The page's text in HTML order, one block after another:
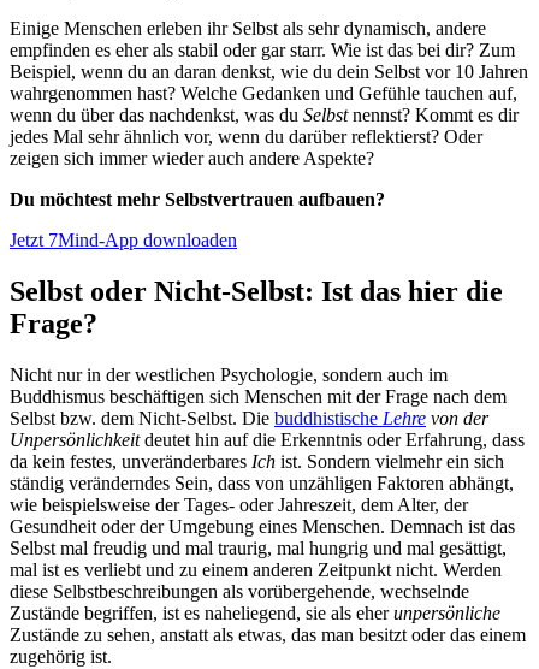
Einige Menschen erleben ihr Selbst als sehr dynamisch, andere
empfinden es eher als stabil oder gar starr. Wie ist das bei dir? Zum
Beispiel, wenn du an daran denkst, wie du dein Selbst vor 10 Jahren
wahrgenommen hast? Welche Gedanken und Gefühle tauchen auf,
wenn du über das nachdenkst, was du Selbstnennst? Kommt es dir
jedes Mal sehr ähnlich vor, wenn du darüber reflektierst? Oder
zeigen sich immer wieder auch andere Aspekte?
Du möchtest mehr Selbstvertrauen aufbauen?
Jetzt 7Mind-App downloaden
Selbst oder Nicht-Selbst: Ist das hier die
Frage?
Nicht nur in der westlichen Psychologie, sondern auch im
Buddhismus beschäftigen sich Menschen mit der Frage nach dem
Selbst bzw. dem Nicht-Selbst. Die buddhistische Lehre von der
Unpersönlichkeitdeutet hin auf die Erkenntnis oder Erfahrung, dass
da kein festes, unveränderbares Ich ist. Sondern vielmehr ein sich
ständig veränderndes Sein, dass von unzähligen Faktoren abhängt,
wie beispielsweise der Tages- oder Jahreszeit, dem Alter, der
Gesundheit oder der Umgebung eines Menschen. Demnach ist das
Selbst mal freudig und mal traurig, mal hungrig und mal gesättigt,
mal ist es verliebt und zu einem anderen Zeitpunkt nicht. Werden
diese Selbstbeschreibungen als vorübergehende, wechselnde
Zustände begriffen, ist es naheliegend, sie als eherunpersönliche
Zustände zu sehen, anstatt als etwas, das man besitzt oder das einem
zugehörig ist.